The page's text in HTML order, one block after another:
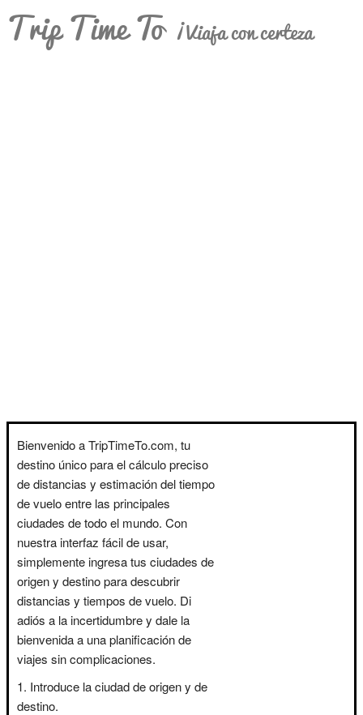
Trip Time To ¡Viaja con certeza
Bienvenido a TripTimeTo.com, tu
destino único para el cálculo preciso
de distancias y estimación del tiempo
de vuelo entre las principales
ciudades de todo el mundo. Con
nuestra interfaz fácil de usar,
simplemente ingresa tus ciudades de
origen y destino para descubrir
distancias y tiempos de vuelo. Di
adiós a la incertidumbre y dale la
bienvenida a una planificación de
viajes sin complicaciones.
Introduce la ciudad de origen y de
destino.